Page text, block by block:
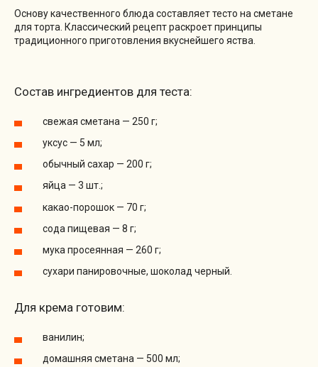
Основу качественного блюда составляет тесто на сметане
для торта. Классический рецепт раскроет принципы
традиционного приготовления вкуснейшего яства.
Состав ингредиентов для теста:
свежая сметана — 250 г;
уксус — 5 мл;
обычный сахар — 200 г;
яйца — 3 шт.;
какао-порошок — 70 г;
сода пищевая — 8 г;
мука просеянная — 260 г;
сухари панировочные, шоколад черный.
Для крема готовим:
ванилин;
домашняя сметана — 500 мл;